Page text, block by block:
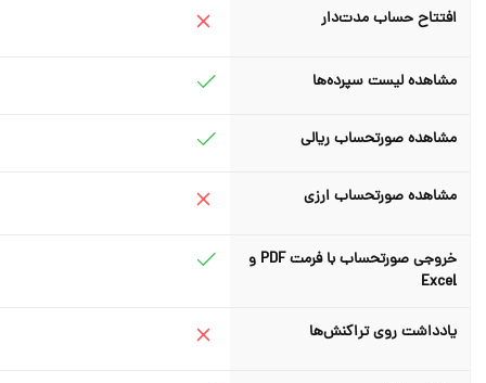
افتتاح حساب مدت‌دار
مشاهده لیست سپرده‌ها
مشاهده صورتحساب ریالی
مشاهده صورتحساب ارزی
خروجی صورتحساب با فرمت PDF و
Excel
یادداشت روی تراکنش‌ها